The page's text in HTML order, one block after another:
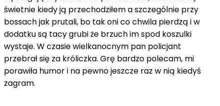
świetnie kiedy ją przechodziłem a szczególnie przy
bossach jak prutali, bo tak oni co chwila pierdzą i w
dodatku są tacy grubi że brzuch im spod koszulki
wystaje. W czasie wielkanocnym pan policjant
przebrał się za króliczka. Grę bardzo polecam, mi
porawiła humor i na pewno jeszcze raz w nią kiedyś
zagram.